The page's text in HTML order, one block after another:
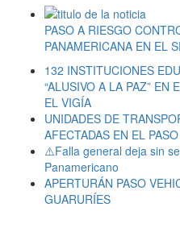
PASO A RIESGO
PANAMERICANA EN EL
132 INSTITUCIONES
“ALUSIVO A LA PAZ” EN
EL VIGÍA
UNIDADES DE
AFECTADAS EN EL
⚠️Falla general deja sin
Panamericano
APERTURÁN PASO
GUARURÍES